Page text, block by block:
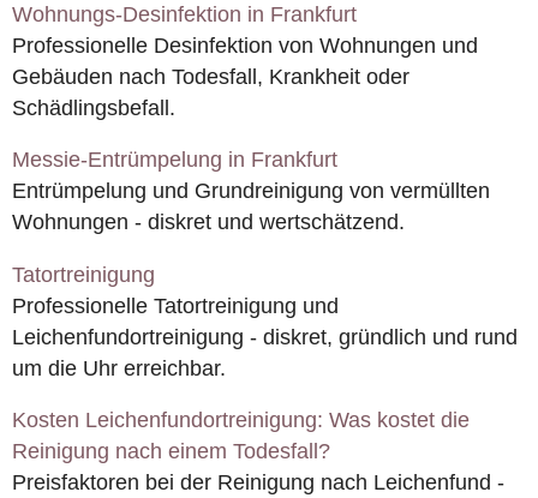
Wohnungs-Desinfektion in Frankfurt
Professionelle Desinfektion von Wohnungen und
Gebäuden nach Todesfall, Krankheit oder
Schädlingsbefall.
Messie-Entrümpelung in Frankfurt
Entrümpelung und Grundreinigung von vermüllten
Wohnungen - diskret und wertschätzend.
Tatortreinigung
Professionelle Tatortreinigung und
Leichenfundortreinigung - diskret, gründlich und rund
um die Uhr erreichbar.
Kosten Leichenfundortreinigung: Was kostet die
Reinigung nach einem Todesfall?
Preisfaktoren bei der Reinigung nach Leichenfund -